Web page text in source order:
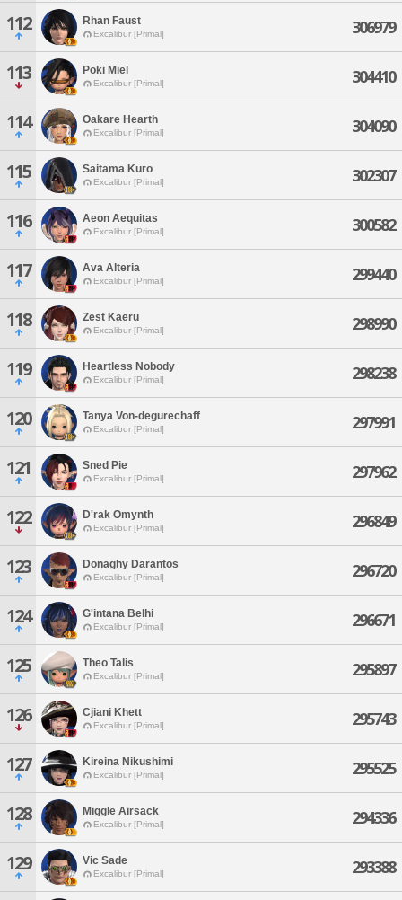
112 Rhan Faust
Excalibur [Primal] 306979
113 Poki Miel
Excalibur [Primal] 304410
114 Oakare Hearth
Excalibur [Primal] 304090
115 Saitama Kuro
Excalibur [Primal] 302307
116 Aeon Aequitas
Excalibur [Primal] 300582
117 Ava Alteria
Excalibur [Primal] 299440
118 Zest Kaeru
Excalibur [Primal] 298990
119 Heartless Nobody
Excalibur [Primal] 298238
120 Tanya Von-degurechaff
Excalibur [Primal] 297991
121 Sned Pie
Excalibur [Primal] 297962
122 D'rak Omynth
Excalibur [Primal] 296849
123 Donaghy Darantos
Excalibur [Primal] 296720
124 G'intana Belhi
Excalibur [Primal] 296671
125 Theo Talis
Excalibur [Primal] 295897
126 Cjiani Khett
Excalibur [Primal] 295743
127 Kireina Nikushimi
Excalibur [Primal] 295525
128 Miggle Airsack
Excalibur [Primal] 294336
129 Vic Sade
Excalibur [Primal] 293388